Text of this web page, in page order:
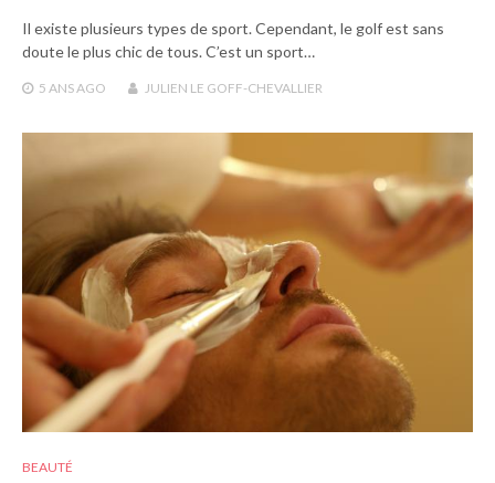
Il existe plusieurs types de sport. Cependant, le golf est sans
doute le plus chic de tous. C’est un sport…
5 ANSAGO JULIEN LE GOFF-CHEVALLIER
BEAUTÉ